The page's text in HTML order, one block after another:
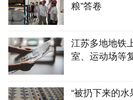
粮”答卷
江苏多地地铁
室、运动场等
“被扔下来的水